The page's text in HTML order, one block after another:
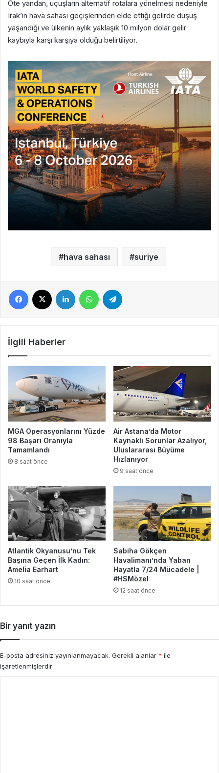
Öte yandan, uçuşların alternatif rotalara yönelmesi nedeniyle
Irak’ın hava sahası geçişlerinden elde ettiği gelirde düşüş
yaşandığı ve ülkenin aylık yaklaşık 10 milyon dolar gelir
kaybıyla karşı karşıya olduğu belirtiliyor.
hava sahası suriye
Facebook LinkedIn WhatsApp
İlgili Haberler
MGA Operasyonlarını Yüzde
98 Başarı Oranıyla
Tamamlandı
8 saat önce
Air Astana’da Motor
Kaynaklı Sorunlar Azalıyor,
Uluslararası Büyüme
Hızlanıyor
9 saat önce
Atlantik Okyanusu’nu Tek
Başına Geçen İlk Kadın:
Amelia Earhart
10 saat önce
Sabiha Gökçen
Havalimanı’nda Yaban
Hayatla 7/24 Mücadele |
#HSMözel
12 saat önce
Bir yanıt yazın
E-posta adresiniz yayınlanmayacak. Gerekli alanlar * ile
işaretlenmişlerdir